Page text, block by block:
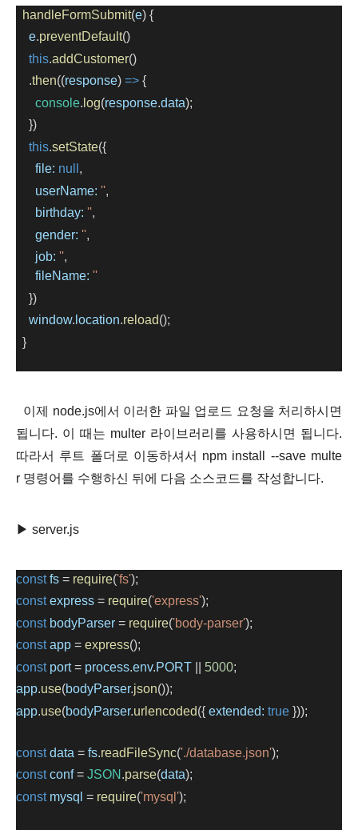
handleFormSubmit(e) {
e.preventDefault()
this.addCustomer()
    .
then((response) => {
console. log(response.data);
    })
this.setState({
file: null ,
userName: '',
birthday: '',
gender: '',
job: '',
fileName: ''
    })
window. location.reload();
  }
이제 node.js에서 이러한 파일 업로드 요청을 처리하시면
됩니다. 이 때는 multer 라이브러리 를 사용하시면 됩니다.
따라서 루트 폴더로 이동하셔서 npm install --save multe
r 명령어를 수행하신 뒤에 다음 소스코드를 작성합니다.
▶ server.js
const fs = require('fs');
const express = require('express');
const bodyParser = require('body-parser');
const app = express();
const port = process.env.PORT 5000;
app.use(bodyParser.json());
app.use(bodyParser.urlencoded({ extended: true }));
const data = fs.readFileSync('./database.json');
const conf = JSON .parse(data);
const mysql = require('mysql');